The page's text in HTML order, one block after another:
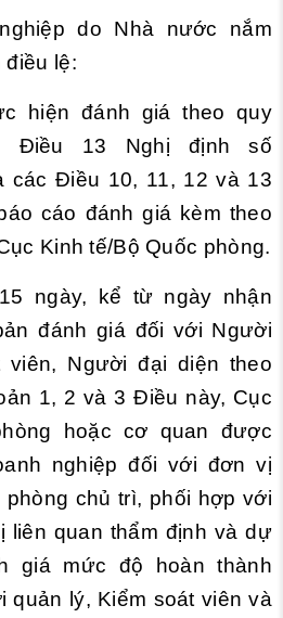
do Nhà nước nắm
điều lệ:
hiện đánh giá theo quy
Điều 13 Nghị định số
cácĐiều 10, 11, 12 và 13
cáo đánh giá kèm theo
Kinh tế/Bộ Quốc phòng.
ngày, kể từ ngày nhận
đánh giá đối với Người
viên, Người đại diện theo
1, 2 và 3 Điều này, Cục
hoặc cơ quan được
nghiệp đối với đơn vị
chủ trì, phối hợp với
liên quan thẩm định và dự
giá mức độ hoàn thành
quản lý, Kiểm soát viên và